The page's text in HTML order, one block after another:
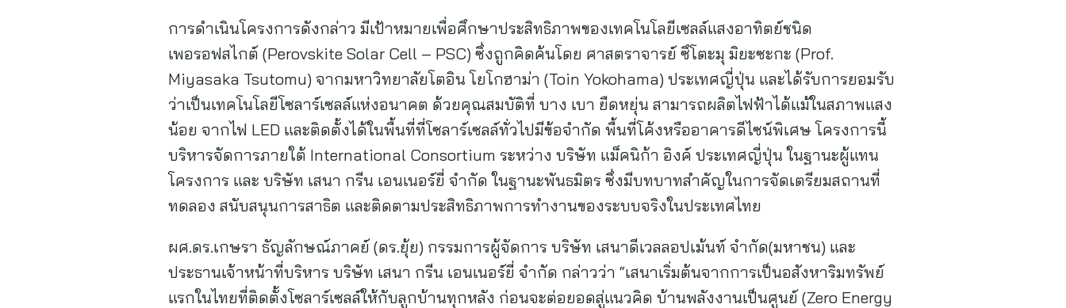
การดำเนินโครงการดังกล่าว มีเป้าหมายเพื่อศึกษาประสิทธิภาพของเทคโนโลยีเซลล์แสงอาทิตย์ชนิด
เพอรอฟสไกต์ (Perovskite Solar Cell – PSC) ซึ่งถูกคิดค้นโดย ศาสตราจารย์ ซึโตะมุ มิยะซะกะ (Prof.
Miyasaka Tsutomu) จากมหาวิทยาลัยโตอิน โยโกฮาม่า (Toin Yokohama) ประเทศญี่ปุ่น และได้รับการยอมรับ
ว่าเป็นเทคโนโลยีโซลาร์เซลล์แห่งอนาคต ด้วยคุณสมบัติที่ บาง เบา ยืดหยุ่น สามารถผลิตไฟฟ้าได้แม้ในสภาพแสง
น้อย จากไฟ LED และติดตั้งได้ในพื้นที่ที่โซลาร์เซลล์ทั่วไปมีข้อจำกัด พื้นที่โค้งหรืออาคารดีไซน์พิเศษ โครงการนี้
บริหารจัดการภายใต้ International Consortium ระหว่าง บริษัท แม็คนิก้า อิงค์ ประเทศญี่ปุ่น ในฐานะผู้แทน
โครงการ และ บริษัท เสนา กรีน เอนเนอร์ยี่ จำกัด ในฐานะพันธมิตร ซึ่งมีบทบาทสำคัญในการจัดเตรียมสถานที่
ทดลอง สนับสนุนการสาธิต และติดตามประสิทธิภาพการทำงานของระบบจริงในประเทศไทย
ผศ.ดร.เกษรา ธัญลักษณ์ภาคย์ (ดร.ยุ้ย) กรรมการผู้จัดการ บริษัท เสนาดีเวลลอปเม้นท์ จํากัด(มหาชน) และ
ประธานเจ้าหน้าที่บริหาร บริษัท เสนา กรีน เอนเนอร์ยี่ จำกัด กล่าวว่า “เสนาเริ่มต้นจากการเป็นอสังหาริมทรัพย์
แรกในไทยที่ติดตั้งโซลาร์เซลล์ให้กับลูกบ้านทุกหลัง ก่อนจะต่อยอดสู่แนวคิด บ้านพลังงานเป็นศูนย์ (Zero Energy